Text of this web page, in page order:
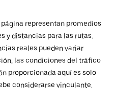
representan promedios
y distancias para las rutas.
reales pueden variar
las condiciones del tráfico
proporcionada aquí es solo
considerarse vinculante.